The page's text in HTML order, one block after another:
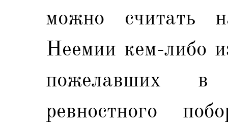
можно считать
Неемии кем-либо
пожелавших в
ревностного